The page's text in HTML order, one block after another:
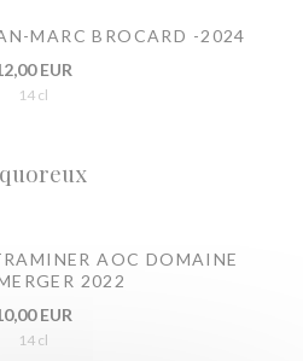
MARC BROCARD -2024
EUR
14 cl
AOC DOMAINE
2022
EUR
14 cl